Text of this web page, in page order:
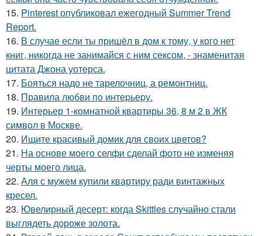
15. Pinterest опубликовал ежегодный Summer Trend
Report.
16. В случае если ты пришёл в дом к тому, у кого нет
книг, никогда не занимайся с ним сексом, - знаменитая
цитата Джона уотерса.
17. Бояться надо не тарелочниц, а ремонтниц.
18. Правила любви по интеpьеpу.
19. Интерьер 1-комнатной квартиры 36, 8 м 2 в ЖК
символ в Москве.
20. Ищите красивый домик для своих цветов?
21. На основе моего селфи сделай фото не изменяя
черты моего лица.
22. Аля с мужем купили квартиру ради винтажных
кресел.
23. Ювелирный десерт: когда Skittles случайно стали
выглядеть дороже золота.